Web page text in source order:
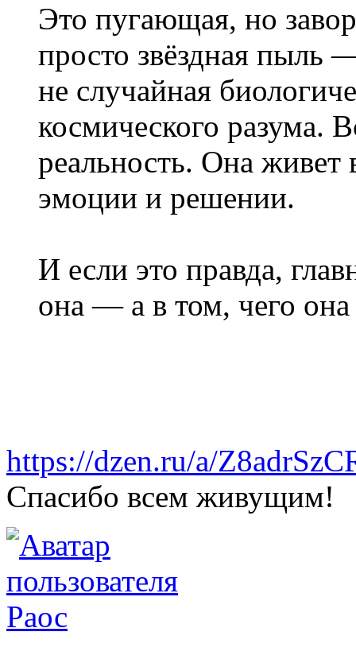
Это пугающая, но
просто звёздная
не случайная
космического разума.
реальность. Она
эмоции и решении.
И если это правда,
она — а в том, чего она
https://dzen.ru/a/
Спасибо всем живущим!
Раос